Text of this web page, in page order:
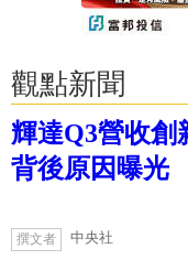
觀點新聞
輝達Q3營收創
背後原因曝光
撰文者 中央社